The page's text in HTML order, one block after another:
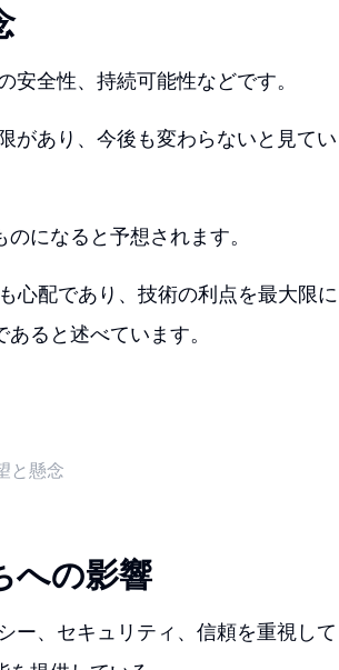
全性、持続可能性などです。
があり、今後も変わらないと見てい
になると予想されます。
心配であり、技術の利点を最大限に
ると述べています。
と懸念
への影響
ー、セキュリティ、信頼を重視して